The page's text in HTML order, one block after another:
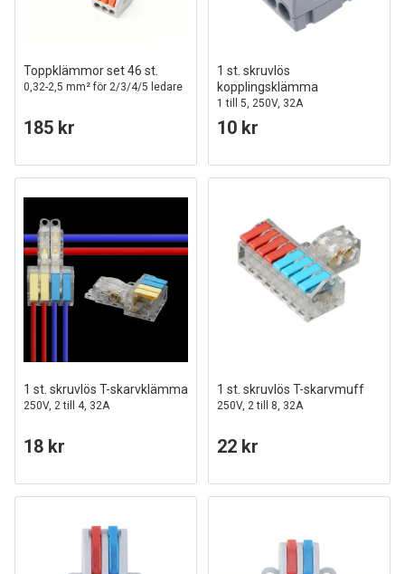
Toppklämmor set 46 st.
0,32-2,5 mm² för 2/3/4/5 ledare
185 kr
1 st. skruvlös
kopplingsklämma
1 till 5, 250V, 32A
10 kr
1 st. skruvlös T-skarvklämma
250V, 2 till 4, 32A
18 kr
1 st. skruvlös T-skarvmuff
250V, 2 till 8, 32A
22 kr